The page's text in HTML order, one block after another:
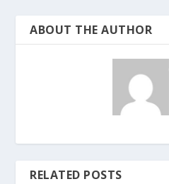
ABOUT THE AUTHOR
RELATED POSTS